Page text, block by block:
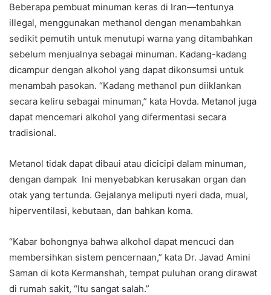
Beberapa pembuat minuman keras di Iran—tentunya
illegal, menggunakan methanol dengan menambahkan
sedikit pemutih untuk menutupi warna yang ditambahkan
sebelum menjualnya sebagai minuman. Kadang-kadang
dicampur dengan alkohol yang dapat dikonsumsi untuk
menambah pasokan. “Kadang methanol pun diiklankan
secara keliru sebagai minuman,” kata Hovda. Metanol juga
dapat mencemari alkohol yang difermentasi secara
tradisional.
Metanol tidak dapat dibaui atau dicicipi dalam minuman,
dengan dampak Ini menyebabkan kerusakan organ dan
otak yang tertunda. Gejalanya meliputi nyeri dada, mual,
hiperventilasi, kebutaan, dan bahkan koma.
“Kabar bohongnya bahwa alkohol dapat mencuci dan
membersihkan sistem pencernaan,” kata Dr. Javad Amini
Saman di kota Kermanshah, tempat puluhan orang dirawat
di rumah sakit, “Itu sangat salah.”